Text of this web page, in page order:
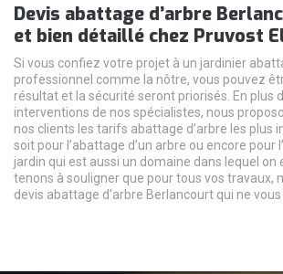
Devis abattage d’arbre
et bien détaillé chez Pruvost
Si vous confiez votre projet à un jardinier
professionnel comme la nôtre, vous pouvez
résultat et la sécurité seront priorisés. En plus
interventions de nos spécialistes, nous
nos clients les tarifs abattage d’arbre les plus
soit pour l’abattage d’un arbre ou encore pour
jardin qui est aussi un domaine dans lequel on
tenons à souligner que pour tous vos travaux,
devis abattage d'arbre Berlancourt qui ne vous